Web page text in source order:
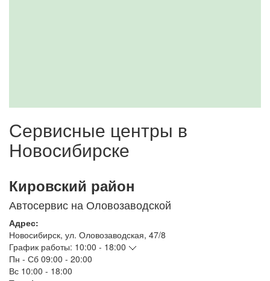
Сервисные центры в
Новосибирске
Кировский район
Автосервис на Оловозаводской
Адрес:
Новосибирск, ул. Оловозаводская, 47/8
График работы: 10:00 - 18:00
Пн - Сб 09:00 - 20:00
Вс 10:00 - 18:00